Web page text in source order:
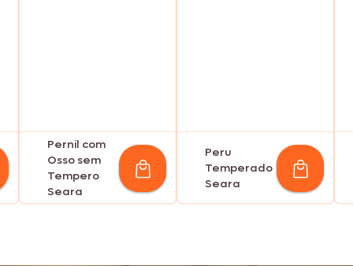
Pernil com
Osso sem
Tempero
Seara
Peru
Temperado
Seara